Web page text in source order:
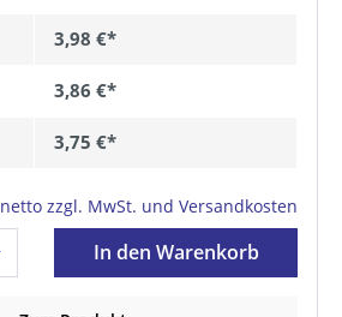
3,98 €*
3,86 €*
3,75 €*
netto zzgl. MwSt. und Versandkosten
In den Warenkorb